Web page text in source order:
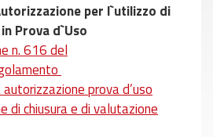
per l`utilizzo di
Prova d`Uso
n. 616 del
prova d’uso
di chiusura e di valutazione